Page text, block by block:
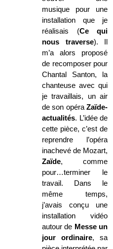
musique pour une
installation que je
réalisais (Ce qui
nous traverse). Il
m’a alors proposé
de recomposer pour
Chantal Santon, la
chanteuse avec qui
je travaillais, un air
de son opéraZaïde-
actualités. L’idée de
cette pièce, c’est de
reprendre l’opéra
inachevé de Mozart,
Zaïde, comme
pour…terminer le
travail. Dans le
même temps,
j’avais conçu une
installation vidéo
autour de Messe un
jour ordinaire, sa